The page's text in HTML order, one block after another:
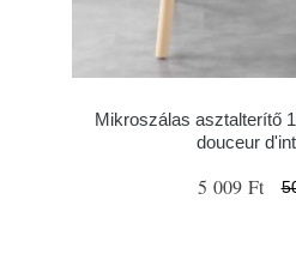
Mikroszálas asztalterítő
douceur
5 009 Ft